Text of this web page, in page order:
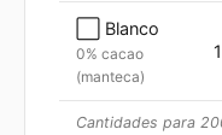
Blanco
0% cacao
(manteca)
Cantidades para